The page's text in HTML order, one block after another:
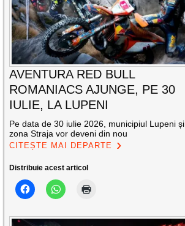
AVENTURA RED BULL
ROMANIACS AJUNGE, PE 30
IULIE, LA LUPENI
Pe data de 30 iulie 2026, municipiul Lupeni și
zona Straja vor deveni din nou
CITEȘTE MAI DEPARTE
Distribuie acest articol